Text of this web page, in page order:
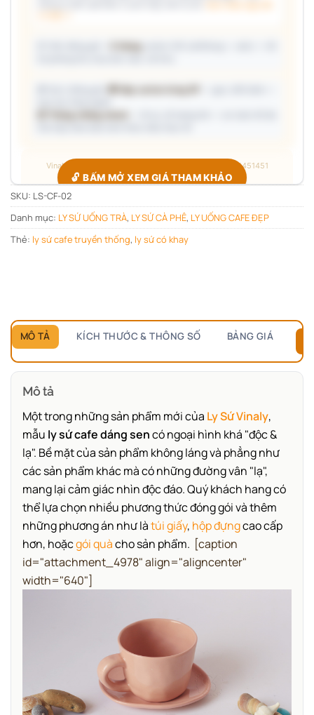
🔓 BẤM MỞ XEM GIÁ THAM KHẢO
Giá đang ẩn — xác nhận bạn thuộc nhóm nào để hiện đúng
Chỉ hỏi1 lần duy nhất, các sản phẩm sau tự mở.
Vinaly · Công xưởng quà tặng B2B · Hotline/Zalo 0705451451
SKU: LS-CF-02
Danh mục: LY SỨ UỐNG TRÀ, LY SỨ CÀ PHÊ, LY UỐNG CAFE ĐẸP
Thẻ: ly sứ cafe truyền thống, ly sứ có khay
MÔ TẢ KÍCH THƯỚC & THÔNG SỐ BẢNG GIÁ
Mô tả
Một trong những sản phẩm mới của Ly Sứ Vinaly,
mẫu ly sứ cafe dáng sencó ngoại hình khá "độc &
lạ". Bề mặt của sản phẩm không láng và phẳng như
các sản phẩm khác mà có những đường vân "lạ",
mang lại cảm giác nhìn độc đáo. Quý khách hang có
thể lựa chọn nhiều phương thức đóng gói và thêm
những phương án như làtúi giấy, hộp đựngcao cấp
hơn, hoặcgói quàcho sản phẩm. [caption
id="attachment_4978" align="aligncenter"
width="640"]